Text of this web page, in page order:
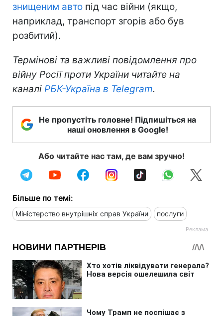
знищеним авто під час війни (якщо,
наприклад, транспорт згорів або був
розбитий).
Термінові та важливі повідомлення про
війну Росії проти України читайте на
каналі РБК-Україна в Telegram.
Не пропустіть головне! Підпишіться на
наші оновлення в Google!
Або читайте нас там, де вам зручно!
Більше по темі:
Міністерство внутрішніх справ України послуги